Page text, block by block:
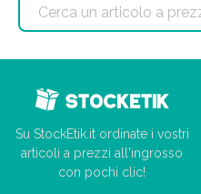
Su StockEtik.it ordinate i vostri
articoli a prezzi all'ingrosso
con pochi clic!